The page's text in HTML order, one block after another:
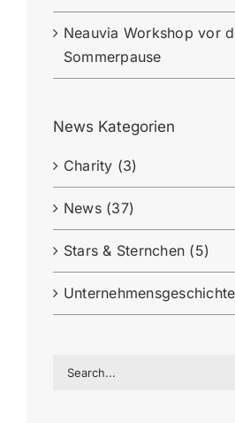
Neauvia Workshop vor
Sommerpause
News Kategorien
Charity (3)
News (37)
Stars & Sternchen (5)
Search